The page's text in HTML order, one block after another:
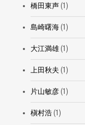
橋田東声(1)
島崎曙海(1)
大江満雄(1)
上田秋夫 (1)
片山敏彦(1)
槇村浩(1)